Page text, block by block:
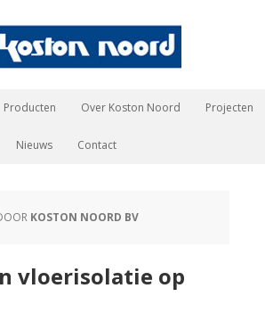
Producten Over Koston Noord Projecten
Nieuws Contact
KOSTON NOORD BV
vloerisolatie op